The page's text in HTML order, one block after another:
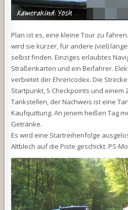
Plan ist es, eine kleine Tour zu
wird sie kürzer, für andere (viel)
selbst finden. Einziges erlaubtes
Straßenkarten und ein Beifahrer.
verbietet der Ehrencodex. Die
Startpunkt, 5 Checkpoints und einem
Tankstellen, der Nachweis ist eine
Kaufquittung. An jenem heißen Tag
Getränke.
Es wird eine Startreihenfolge
Altblech auf die Piste geschickt. PS-